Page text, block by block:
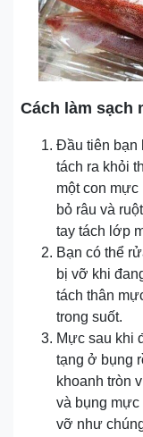
Cách làm sạch
Đầu tiên bạn
tách ra khỏi
một con
bỏ râu và
tay tách lớp
Bạn có thể
bị vỡ khi
tách thân
trong suốt.
Mực sau khi
tạng ở bụng
khoanh tròn
và bụng
vỡ như